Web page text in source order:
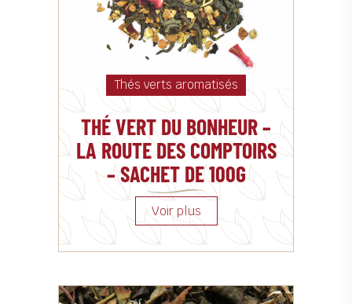
Thés verts aromatisés
THÉ VERT DU BONHEUR –
LA ROUTE DES COMPTOIRS
– SACHET DE 100G